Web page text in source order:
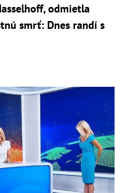
odmietla
smrť: Dnes randí s